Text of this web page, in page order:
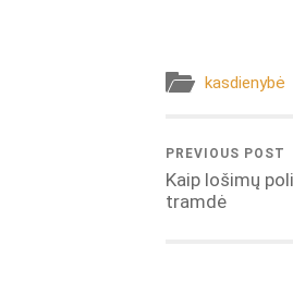
kasdienybė
PREVIOUS POST
Kaip lošimų
tramdė